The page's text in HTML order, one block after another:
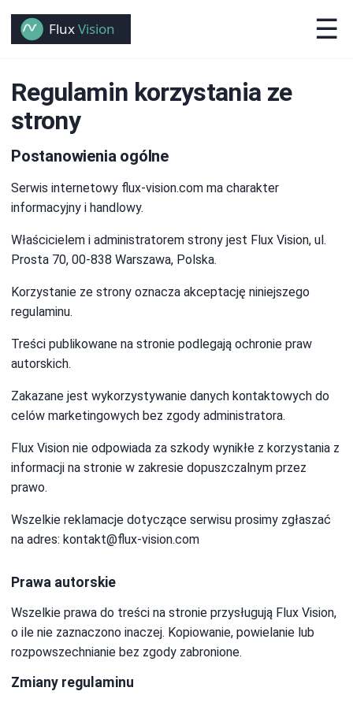
☰
Regulamin korzystania ze
strony
Postanowienia ogólne
Serwis internetowy flux-vision.com ma charakter
informacyjny i handlowy.
Właścicielem i administratorem strony jest Flux Vision, ul.
Prosta 70, 00-838 Warszawa, Polska.
Korzystanie ze strony oznacza akceptację niniejszego
regulaminu.
Treści publikowane na stronie podlegają ochronie praw
autorskich.
Zakazane jest wykorzystywanie danych kontaktowych do
celów marketingowych bez zgody administratora.
Flux Vision nie odpowiada za szkody wynikłe z korzystania z
informacji na stronie w zakresie dopuszczalnym przez
prawo.
Wszelkie reklamacje dotyczące serwisu prosimy zgłaszać
na adres: kontakt@flux-vision.com
Prawa autorskie
Wszelkie prawa do treści na stronie przysługują Flux Vision,
o ile nie zaznaczono inaczej. Kopiowanie, powielanie lub
rozpowszechnianie bez zgody zabronione.
Zmiany regulaminu